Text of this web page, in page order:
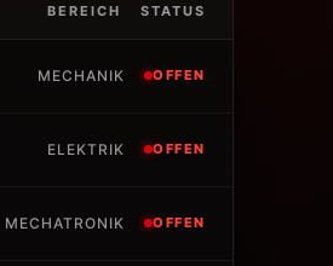
BEREICH STATUS
MECHANIK OFFEN
ELEKTRIK OFFEN
MECHATRONIK OFFEN